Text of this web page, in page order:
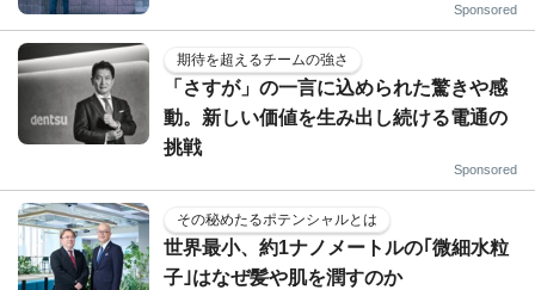
Sponsored
期待を超えるチームの強さ
「さすが」の一言に込められた驚きや感
動。新しい価値を生み出し続ける電通の
挑戦
Sponsored
その秘めたるポテンシャルとは
世界最小、約1ナノメートルの｢微細水粒
子｣はなぜ髪や肌を潤すのか